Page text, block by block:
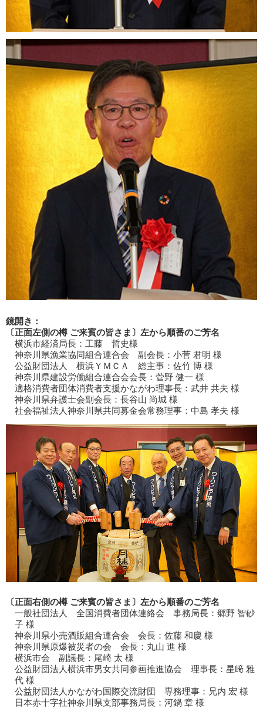
鏡開き：
〔正面左側の樽 ご来賓の皆さま〕左から順番のご芳名
横浜市経済局長：工藤 哲史様
神奈川県漁業協同組合連合会 副会長：小菅 君明 様
公益財団法人 横浜ＹＭＣＡ 総主事：佐竹 博 様
神奈川県建設労働組合連合会会長：菅野 健一 様
適格消費者団体消費者支援かながわ理事長：武井 共夫 様
神奈川県弁護士会副会長：長谷山 尚城 様
社会福祉法人神奈川県共同募金会常務理事：中島 孝夫 様
〔正面右側の樽 ご来賓の皆さま〕左から順番のご芳名
一般社団法人 全国消費者団体連絡会 事務局長：郷野 智砂
子 様
神奈川県小売酒販組合連合会 会長：佐藤 和慶 様
神奈川県原爆被災者の会 会長：丸山 進 様
横浜市会 副議長：尾崎 太 様
公益財団法人横浜市男女共同参画推進協会 理事長：星﨑 雅
代 様
公益財団法人かながわ国際交流財団 専務理事：兄内 宏 様
日本赤十字社神奈川県支部事務局長：河鍋 章 様